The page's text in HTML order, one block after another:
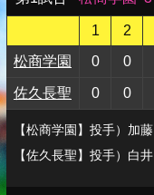
1 2
松商学園
0 0
佐久長聖 0 0
【松商学園】投手）
【佐久長聖】投手）